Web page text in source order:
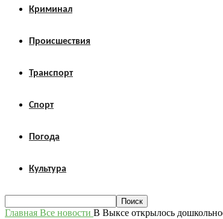
Криминал
Происшествия
Транспорт
Спорт
Погода
Культура
Главная Все новости В Выксе открылось